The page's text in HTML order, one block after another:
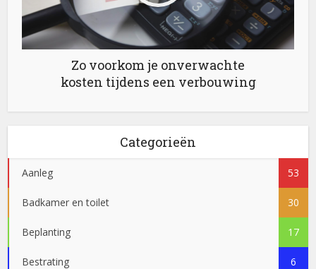
Zo voorkom je onverwachte
kosten tijdens een verbouwing
Categorieën
Aanleg 53
Badkamer en toilet 30
Beplanting 17
Bestrating 6